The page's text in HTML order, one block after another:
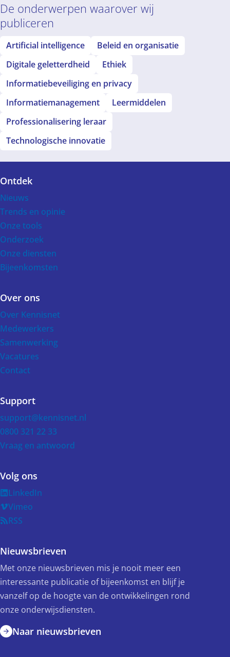
De onderwerpen waarover wij
publiceren
Artificial intelligence
Beleid en organisatie
Digitale geletterdheid
Ethiek
Informatiebeveiliging en privacy
Informatiemanagement
Leermiddelen
Professionalisering leraar
Technologische innovatie
Voet
Ontdek
Nieuws
Trends en opinie
Onze tools
Onderzoek
Onze diensten
Bijeenkomsten
Over ons
Over Kennisnet
Medewerkers
Samenwerking
Vacatures
Contact
Support
support@kennisnet.nl
0800 321 22 33
Vraag en antwoord
Volg ons
LinkedIn
Vimeo
RSS
Nieuwsbrieven
Met onze nieuwsbrieven mis je nooit meer een
interessante publicatie of bijeenkomst en blijf je
vanzelf op de hoogte van de ontwikkelingen rond
onze onderwijsdiensten.
Naar nieuwsbrieven